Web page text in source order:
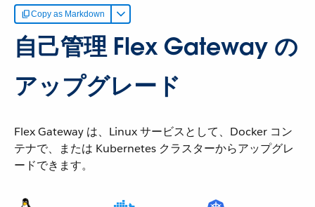
Copy as Markdown
自己管理 Flex Gateway の
アップグレード
Flex Gateway は、Linux サービスとして、Docker コン
テナで、または Kubernetes クラスターからアップグレ
ードできます。